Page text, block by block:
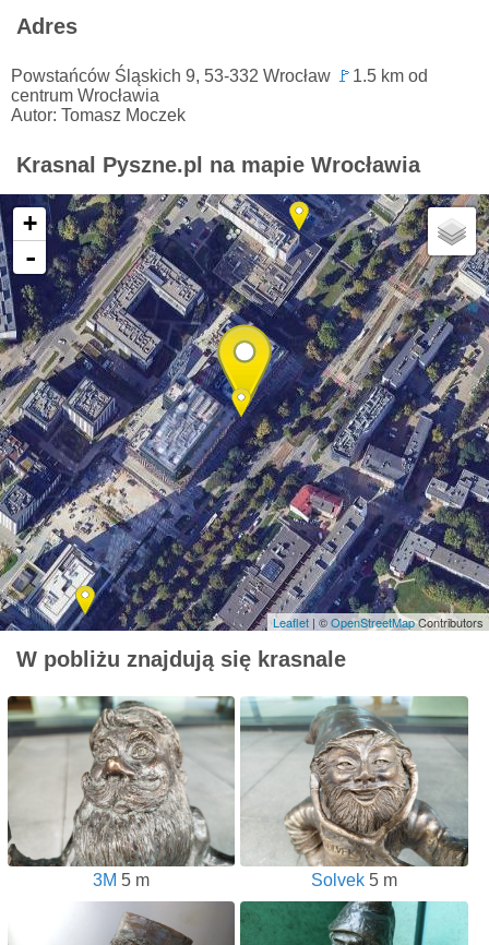
Adres
Powstańców Śląskich 9, 53-332 Wrocław 🚩 1.5 km od
centrum Wrocławia
Autor: Tomasz Moczek
Krasnal Pyszne.pl na mapie Wrocławia
+
-
Leaflet | ©OpenStreetMapContributors
W pobliżu znajdują się krasnale
3M 5 m Solvek5 m